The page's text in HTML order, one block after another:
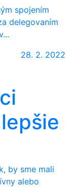
spojením
delegovaním
28. 2. 2022
by sme mali
alebo